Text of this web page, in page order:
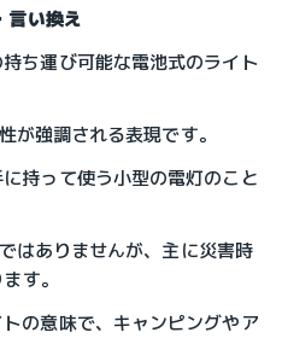
言い換え
ち運び可能な電池式のライト
が強調される表現です。
持って使う小型の電灯のこと
はありませんが、主に災害時
す。
の意味で、キャンピングやア